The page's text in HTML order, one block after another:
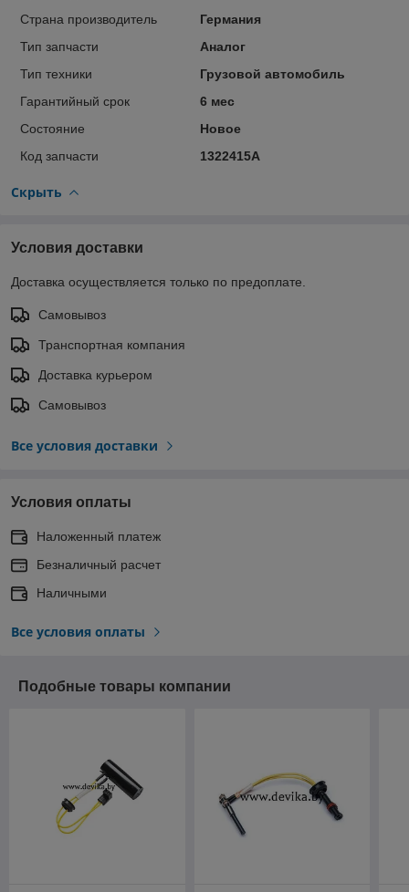
Страна производитель
Германия
Тип запчасти
Аналог
Тип техники
Грузовой автомобиль
Гарантийный срок
6 мес
Состояние
Новое
Код запчасти
1322415A
Скрыть
Условия доставки
Доставка осуществляется только по предоплате.
Самовывоз
Транспортная компания
Доставка курьером
Самовывоз
Все условия доставки
Условия оплаты
Наложенный платеж
Безналичный расчет
Наличными
Все условия оплаты
Подобные товары компании